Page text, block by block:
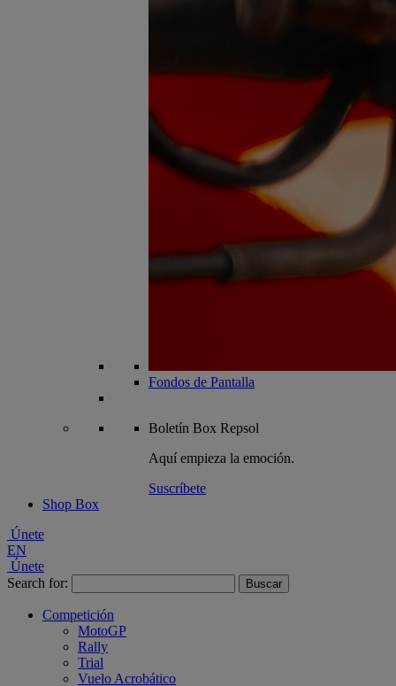
Fondos de Pantalla
Boletín Box Repsol
Aquí empieza la emoción.
Suscríbete
Shop Box
Únete
EN
Únete
Search for:
Competición
MotoGP
Rally
Trial
Vuelo Acrobático